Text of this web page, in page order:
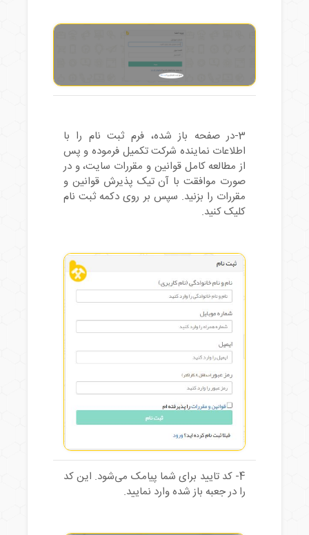
3-در صفحه باز شده، فرم ثبت نام را با
اطلاعات نماینده شرکت تکمیل فرموده و پس
از مطالعه کامل قوانین و مقررات سایت، و در
صورت موافقت با آن تیک پذیرش قوانین و
مقررات را بزنید. سپس بر روی دکمه ثبت نام
کلیک کنید.
4- کد تایید برای شما پیامک می‌شود. این کد
را در جعبه باز شده وارد نمایید.